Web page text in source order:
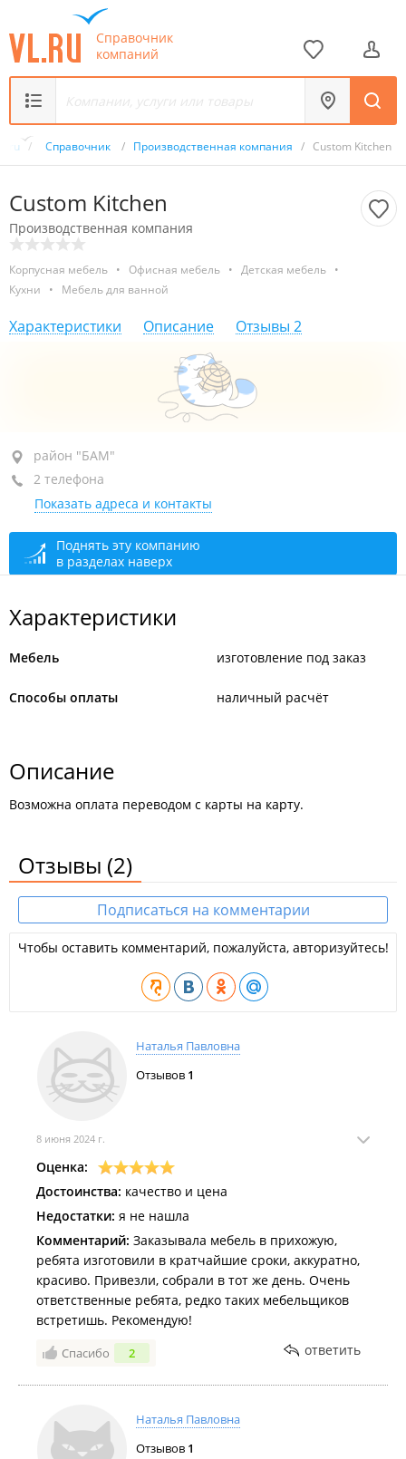
Справочник
компаний
/ Справочник / Производственная компания / Custom Kitchen
Custom Kitchen
Производственная компания
Корпусная мебель • Офисная мебель • Детская мебель •
Кухни
• Мебель для ванной
Характеристики Описание Отзывы 2
район "БАМ", ул. Шошина, 6
+7 908 991-98-94
+7 999 631-33-73
По предварительному звонку
район "БАМ"
2 телефона
Показать адреса и контакты
Поднять эту компанию
в разделах наверх
Характеристики
Мебель изготовление под заказ
Способы оплаты наличный расчёт
Описание
Возможна оплата переводом с карты на карту.
Отзывы (2)
Подписаться на комментарии
Чтобы оставить комментарий, пожалуйста, авторизуйтесь!
Наталья Павловна
Отзывов 1
8 июня 2024 г.
Оценка:
Достоинства: качество и цена
Недостатки: я не нашла
Комментарий: Заказывала мебель в прихожую,
ребята изготовили в кратчайшие сроки, аккуратно,
красиво. Привезли, собрали в тот же день. Очень
ответственные ребята, редко таких мебельщиков
встретишь. Рекомендую!
Спасибо 2 ответить
Наталья Павловна
Отзывов 1